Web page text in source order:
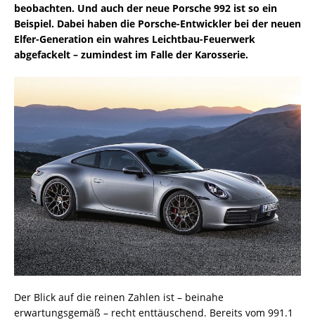
beobachten. Und auch der neue Porsche 992 ist so ein
Beispiel. Dabei haben die Porsche-Entwickler bei der neuen
Elfer-Generation ein wahres Leichtbau-Feuerwerk
abgefackelt – zumindest im Falle der Karosserie.
Der Blick auf die reinen Zahlen ist – beinahe
erwartungsgemäß – recht enttäuschend. Bereits vom 991.1